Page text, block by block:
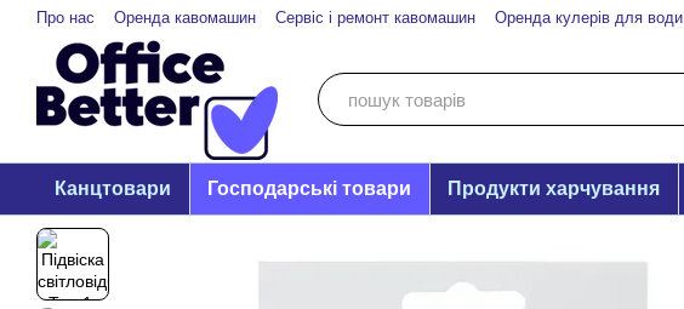
Перейти до основного контенту
Про нас Оренда кавомашин Сервіс і ремонт кавомашин Оренда кулерів для води
Канцтовари Господарські товари Продукти харчування